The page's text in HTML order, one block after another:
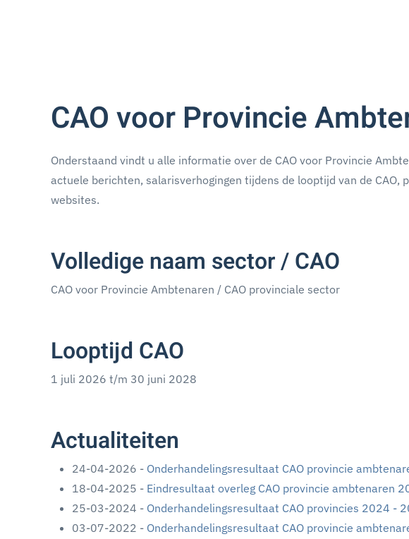
CAO voor Provincie
Onderstaand vindt u alle informatie over de CAO voor Provincie
actuele berichten, salarisverhogingen tijdens de looptijd van de CAO,
websites.
Volledige naam sector / CAO
CAO voor Provincie Ambtenaren / CAO provinciale sector
Looptijd CAO
1 juli 2026 t/m 30 juni 2028
Actualiteiten
24-04-2026 - Onderhandelingsresultaat CAO provincie
18-04-2025 - Eindresultaat overleg CAO provincie ambtenaren
25-03-2024 - Onderhandelingsresultaat CAO provincies 2024 -
03-07-2022 - Onderhandelingsresultaat CAO provincie